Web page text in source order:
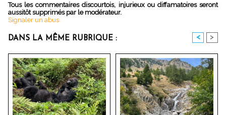
Tous les commentaires discourtois, injurieux ou diffamatoires seront
aussitôt supprimés par le modérateur.
Signaler un abus
DANS LA MÊME RUBRIQUE : < >